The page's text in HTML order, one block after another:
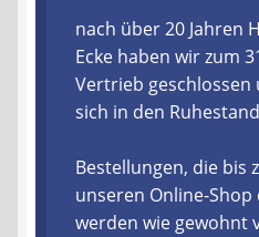
Warenkorb
Ablauf einer Bestellung
Zahlungsarten
nach über 20 Jahren
Ecke haben wir zum
Vertrieb geschlossen
sich in den
Bestellungen, die bis
unseren Online-Shop
werden wie gewohnt